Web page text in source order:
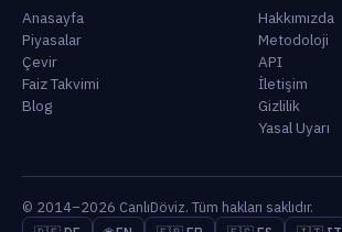
Anasayfa
Piyasalar
Çevir
Faiz Takvimi
Blog
Hakkımızda
Metodoloji
API
İletişim
Gizlilik
Yasal Uyarı
© 2014–2026 CanlıDöviz. Tüm hakları saklıdır.